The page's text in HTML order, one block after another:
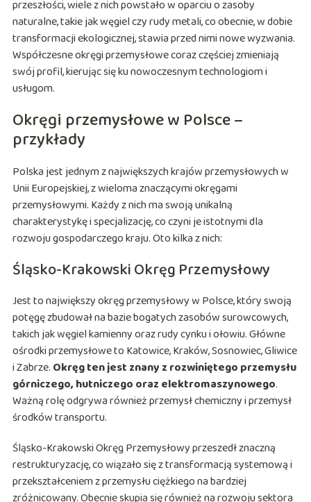
przeszłości, wiele z nich powstało w oparciu o zasoby
naturalne, takie jak węgiel czy rudy metali, co obecnie, w dobie
transformacji ekologicznej, stawia przed nimi nowe wyzwania.
Współczesne okręgi przemysłowe coraz częściej zmieniają
swój profil, kierując się ku nowoczesnym technologiom i
usługom.
Okręgi przemysłowe w Polsce –
przykłady
Polska jest jednym z największych krajów przemysłowych w
Unii Europejskiej, z wieloma znaczącymi okręgami
przemysłowymi. Każdy z nich ma swoją unikalną
charakterystykę i specjalizację, co czyni je istotnymi dla
rozwoju gospodarczego kraju. Oto kilka z nich:
Śląsko-Krakowski Okręg Przemysłowy
Jest to największy okręg przemysłowy w Polsce, który swoją
potęgę zbudował na bazie bogatych zasobów surowcowych,
takich jak węgiel kamienny oraz rudy cynku i ołowiu. Główne
ośrodki przemysłowe to Katowice, Kraków, Sosnowiec, Gliwice
i Zabrze. Okręg ten jest znany z rozwiniętego przemysłu
górniczego, hutniczego oraz elektromaszynowego.
Ważną rolę odgrywa również przemysł chemiczny i przemysł
środków transportu.
Śląsko-Krakowski Okręg Przemysłowy przeszedł znaczną
restrukturyzację, co wiązało się z transformacją systemową i
przekształceniem z przemysłu ciężkiego na bardziej
zróżnicowany. Obecnie skupia się również na rozwoju sektora